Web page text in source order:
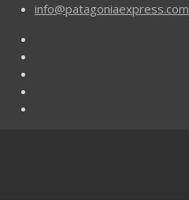
info@patagoniaexpress.com